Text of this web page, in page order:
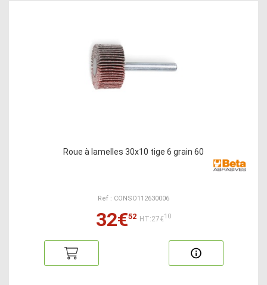
Roue à lamelles 30x10 tige 6 grain 60
Ref : CONSO112630006
32€52 HT:27€10